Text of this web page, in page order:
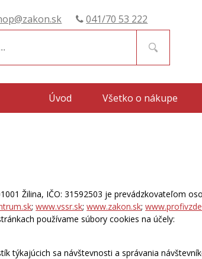
041/70 53 222
Žilina, IČO: 31592503 je prevádzkovateľom
;www.vssr.sk;www.zakon.sk;
používame súbory cookies na účely:
týkajúcich sa návštevnosti a správania
Úvod Všetko o nákupe